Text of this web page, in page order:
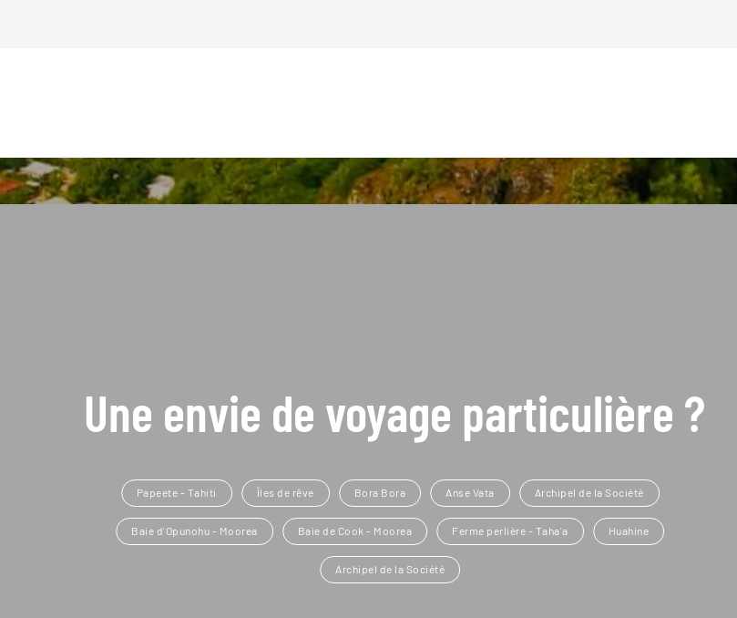
Une envie de voyage particulière ?
Papeete - Tahiti Îles de rêve Bora Bora Anse Vata Archipel de la Société
Baie d'Opunohu - Moorea Baie de Cook - Moorea Ferme perlière - Taha'a Huahine
Archipel de la Société